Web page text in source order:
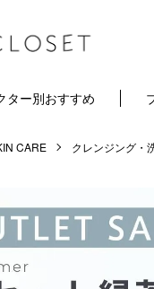
ター別おすすめ
CARE クレンジング・